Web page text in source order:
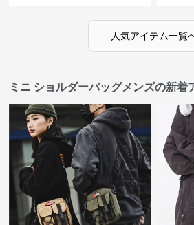
人気アイテム一覧
ミニ ショルダーバッグメンズの新着